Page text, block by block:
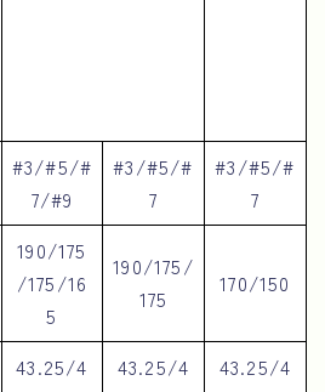
#3/#5/#
7/#9
#3/#5/#
7
#3/#5/#
7
190/175
/175/16
5
190/175/
175
170/150
43.25/4
43.25/4
43.25/4